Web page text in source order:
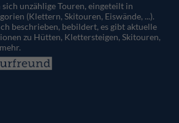
unzählige Touren, eingeteilt in
(Klettern, Skitouren, Eiswände, ...).
beschrieben, bebildert, es gibt aktuelle
zu Hütten, Klettersteigen, Skitouren,